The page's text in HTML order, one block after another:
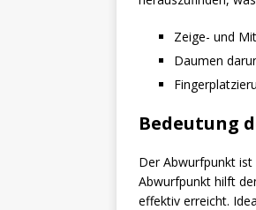
Zeige- und
Daumen
Bedeutung
Der Abwurfpunkt ist
Abwurfpunkt hilft
effektiv erreicht.